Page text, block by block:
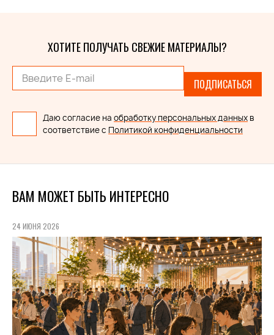
ХОТИТЕ ПОЛУЧАТЬ СВЕЖИЕ МАТЕРИАЛЫ?
ПОДПИСАТЬСЯ
Даю согласие на обработку персональных данных в
соответствие с Политикой конфиденциальности
ВАМ МОЖЕТ БЫТЬ ИНТЕРЕСНО
24 ИЮНЯ 2026